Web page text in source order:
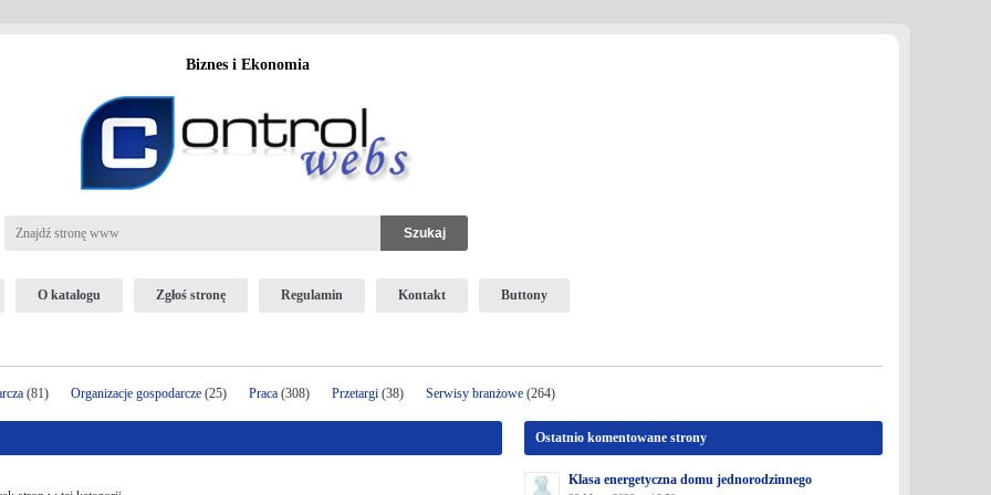
Biznes i Ekonomia
O katalogu Zgłoś stronę Regulamin Kontakt Buttony
(81) Organizacje gospodarcze (25) Praca (308) Przetargi (38) Serwisy branżowe (264)
Ostatnio komentowane strony
Klasa energetyczna domu jednorodzinnego